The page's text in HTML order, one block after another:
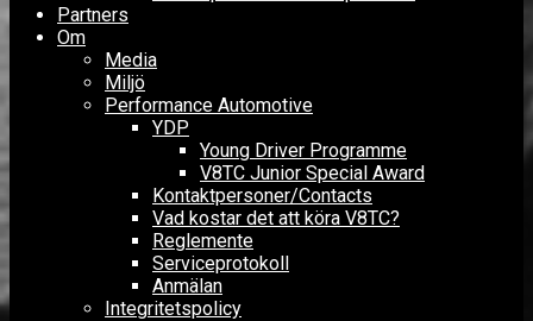
Partners
Om
Media
Miljö
Performance Automotive
YDP
Young Driver Programme
V8TC Junior Special Award
Kontaktpersoner/Contacts
Vad kostar det att köra V8TC?
Reglemente
Serviceprotokoll
Anmälan
Integritetspolicy